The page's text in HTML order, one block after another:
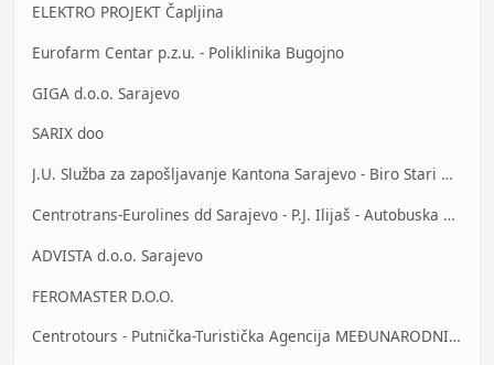
ELEKTRO PROJEKT Čapljina
Eurofarm Centar p.z.u. - Poliklinika Bugojno
GIGA d.o.o. Sarajevo
SARIX doo
J.U. Služba za zapošljavanje Kantona Sarajevo - Biro Stari Grad
Centrotrans-Eurolines dd Sarajevo - P.J. Ilijaš - Autobuska stanica
ADVISTA d.o.o. Sarajevo
FEROMASTER D.O.O.
Centrotours - Putnička-Turistička Agencija MEĐUNARODNI AERODROM Sarajevo